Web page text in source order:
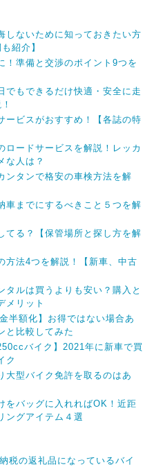
しないために知っておきたい方
紹介】
！準備と交渉のポイント9つを
でもできるだけ快適・安全に走
ービスがおすすめ！【各誌の特
ロードサービスを解説！レッカ
な人は？
ンタンで格安の車検方法を解
車までにするべきこと５つを解
てる？【保管場所と探し方を解
方法4つを解説！【新車、中古
タルは買うよりも安い？購入と
メリット
半額化】お得ではない場合あ
と比較してみた
バイク】2021年に新車で買
ク
大型バイク免許を取るのはあ
をバッグに入れればOK！近距
ングアイテム４選
税の返礼品になっているバイ